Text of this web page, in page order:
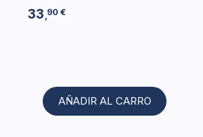
33 ,90 €
AÑADIR AL CARRO